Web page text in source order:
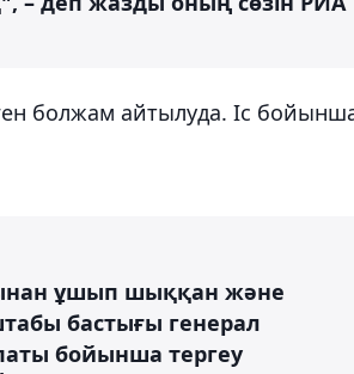
болжам айтылуда. Іс
ұшып шыққан және
бастығы генерал
бойынша тергеу